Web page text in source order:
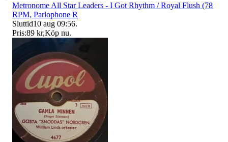
Metronome All Star Leaders - I Got Rhythm / Royal Flush (78
RPM, Parlophone R
Sluttid10 aug 09:56.
Pris:89 kr,Köp nu.